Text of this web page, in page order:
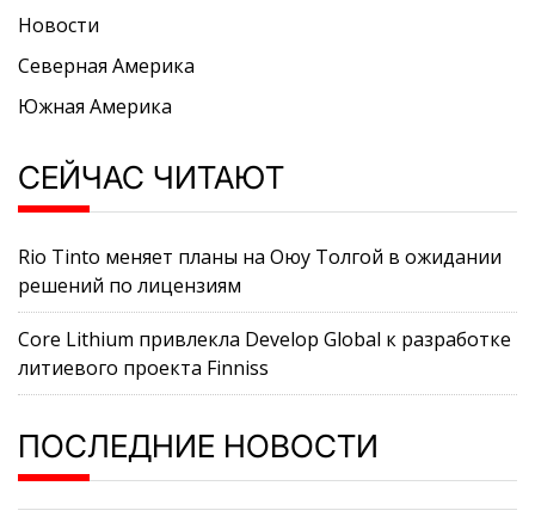
Новости
Северная Америка
Южная Америка
СЕЙЧАС ЧИТАЮТ
Rio Tinto меняет планы на Оюу Толгой в ожидании
решений по лицензиям
Core Lithium привлекла Develop Global к разработке
литиевого проекта Finniss
ПОСЛЕДНИЕ НОВОСТИ